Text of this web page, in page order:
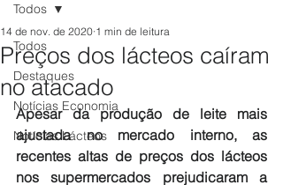
Todos
Destaques
Notícias Economia
Notícias Lácteos
Todos
Preços dos lácteos caíram
no atacado
14 de nov. de 2020 1 min de leitura
Apesar da produção de leite mais
ajustada no mercado interno, as
recentes altas de preços dos lácteos
nos supermercados prejudicaram a